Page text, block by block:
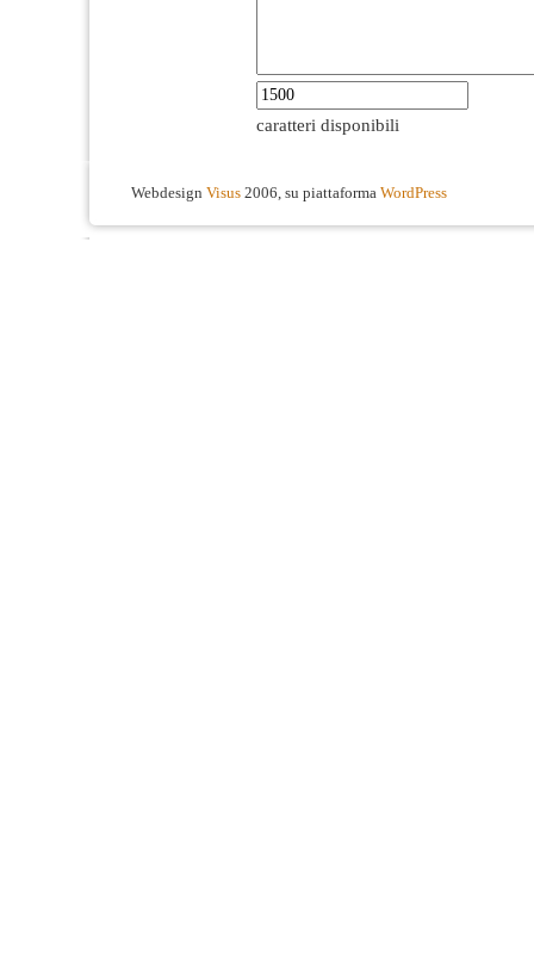
caratteri disponibili
Webdesign Visus 2006, su piattaforma WordPress